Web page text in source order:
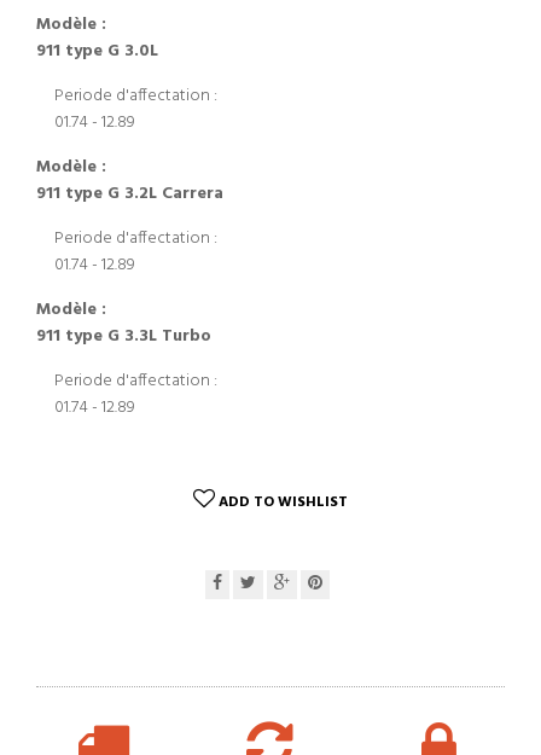
Modèle :
911 type G 3.0L
Periode d'affectation :
01.74 - 12.89
Modèle :
911 type G 3.2L Carrera
Periode d'affectation :
01.74 - 12.89
Modèle :
911 type G 3.3L Turbo
Periode d'affectation :
01.74 - 12.89
ADD TO WISHLIST